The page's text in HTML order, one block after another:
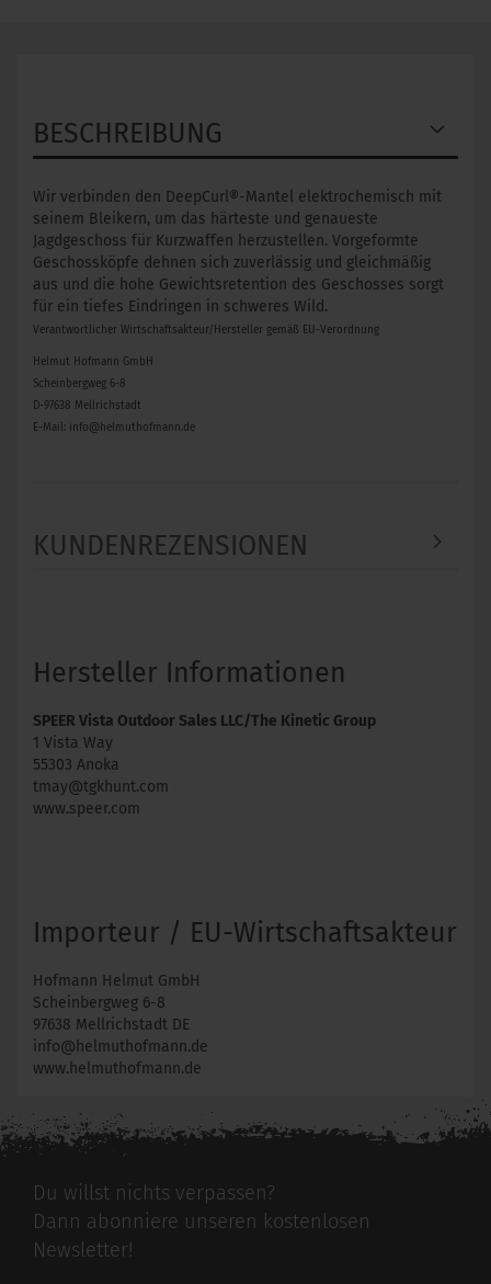
BESCHREIBUNG
Wir verbinden den DeepCurl®-Mantel elektrochemisch mit
seinem Bleikern, um das härteste und genaueste
Jagdgeschoss für Kurzwaffen herzustellen. Vorgeformte
Geschossköpfe dehnen sich zuverlässig und gleichmäßig
aus und die hohe Gewichtsretention des Geschosses sorgt
für ein tiefes Eindringen in schweres Wild.
Verantwortlicher Wirtschaftsakteur/Hersteller gemäß EU-Verordnung
Helmut Hofmann GmbH
Scheinbergweg 6-8
D-97638 Mellrichstadt
E-Mail: info@helmuthofmann.de
KUNDENREZENSIONEN
Hersteller Informationen
SPEER Vista Outdoor Sales LLC/The Kinetic Group
1 Vista Way
55303 Anoka
tmay@tgkhunt.com
www.speer.com
Importeur / EU-Wirtschaftsakteur
Hofmann Helmut GmbH
Scheinbergweg 6-8
97638 Mellrichstadt DE
info@helmuthofmann.de
www.helmuthofmann.de
Du willst nichts verpassen?
Dann abonniere unseren kostenlosen
Newsletter!